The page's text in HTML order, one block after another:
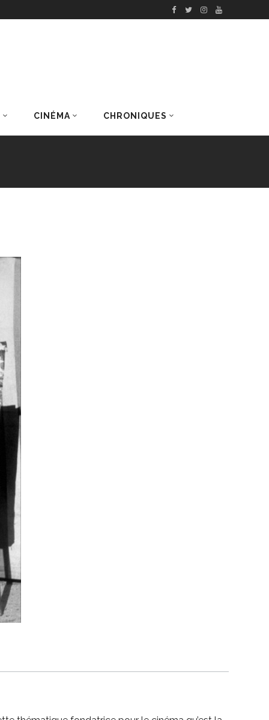
CINÉMA CHRONIQUES
DERNIERS ARTICLES